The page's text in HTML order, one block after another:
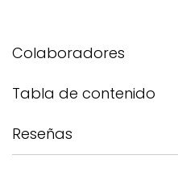
Colaboradores
Tabla de contenido
Reseñas